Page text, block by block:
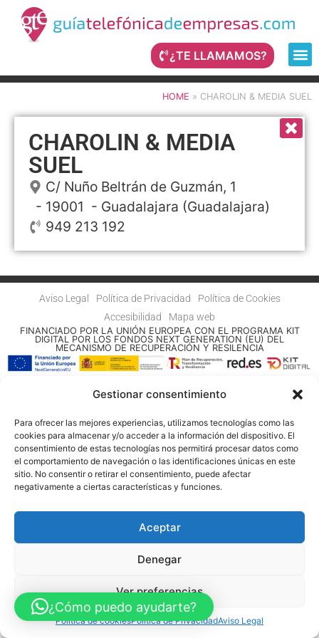
Gestionar consentimiento
Para ofrecer las mejores experiencias, utilizamos tecnologías como las
cookies para almacenar y/o acceder a la información del dispositivo. El
consentimiento de estas tecnologías nos permitirá procesar datos como
el comportamiento de navegación o las identificaciones únicas en este
sitio. No consentir o retirar el consentimiento, puede afectar
negativamente a ciertas características y funciones.
Aceptar
Denegar
Ver preferencias
Política de cookiesPolítica de PrivacidadAviso Legal
¿TE LLAMAMOS?
HOME » CHAROLIN & MEDIA SUEL
CHAROLIN & MEDIA
SUEL
C/ Nuño Beltrán de Guzmán, 1
- 19001 - Guadalajara (Guadalajara)
949 213 192
Aviso Legal Política de Privacidad
Política de Cookies
Accesibilidad
Mapa web
FINANCIADO POR LA UNIÓN EUROPEA CON EL PROGRAMA KIT
DIGITAL POR LOS FONDOS NEXT GENERATION (EU) DEL
MECANISMO DE RECUPERACIÓN Y RESILENCIA
¿Cómo puedo ayudarte?